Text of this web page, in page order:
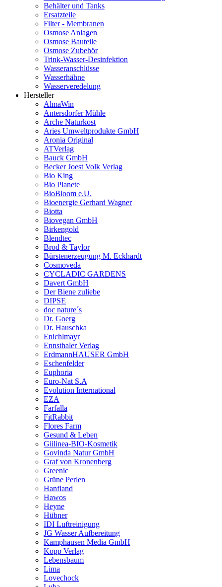
Behälter und Tanks
Ersatzteile
Filter - Membranen
Osmose Anlagen
Osmose Bauteile
Osmose Zubehör
Trink-Wasser-Desinfektion
Wasseranschlüsse
Wasserhähne
Wasserveredelung
Hersteller
AlmaWin
Antersdorfer Mühle
Arche Naturkost
Aries Umweltprodukte GmbH
Aronia Original
ATVerlag
Bauck GmbH
Becker Joest Volk Verlag
Bio King
Bio Planete
BioBloom e.U.
Bioenergie Gerhard Wagner
Biotta
Biovegan GmbH
Birkengold
Blendtec
Brod & Taylor
Bürstenerzeugung M. Eckhardt
Cosmoveda
CYCLADIC GARDENS
Davert GmbH
Der Biene zuliebe
DIPSE
doc nature´s
Dr. Goerg
Dr. Hauschka
Enichlmayr
Ennsthaler Verlag
ErdmannHAUSER GmbH
Eschenfelder
Euphoria
Euro-Nat S.A
Evolution International
EZA
Farfalla
FitRabbit
Flores Farm
Gesund & Leben
Giilinea-BIO-Kosmetik
Govinda Natur GmbH
Graf von Kronenberg
Greenic
Grüne Perlen
Hanfland
Hawos
Heyne
Hübner
IDI Luftreinigung
JG Wasser Aufbereitung
Kamphausen Media GmbH
Kopp Verlag
Lebensbaum
Lima
Lovechock